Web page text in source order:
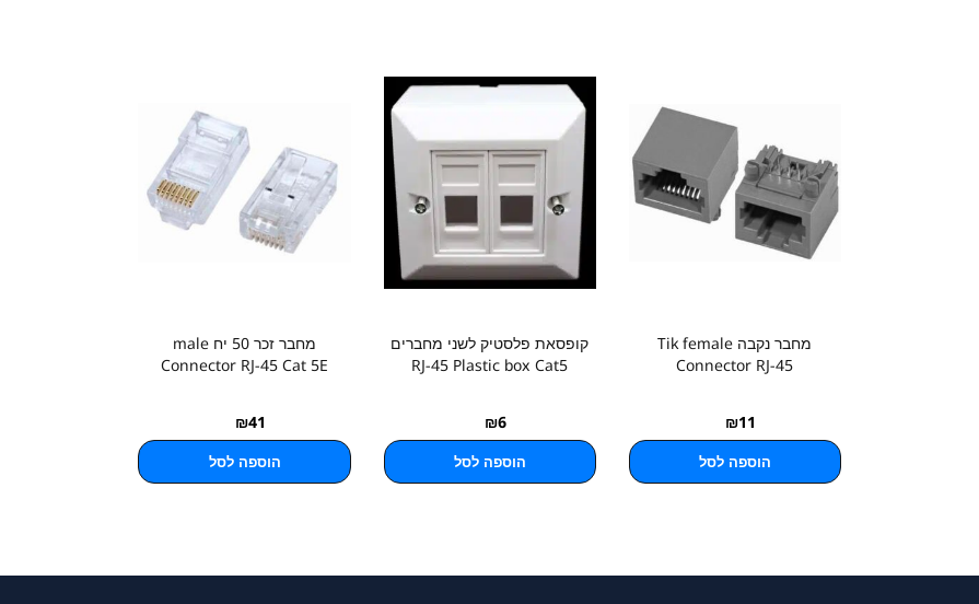
מחבר נקבה Tik female
Connector RJ-45
₪11
הוספה לסל
קופסאת פלסטיק לשני מחברים
RJ-45 Plastic box Cat5
₪6
הוספה לסל
מחבר זכר 50 יח male
Connector RJ-45 Cat 5E
₪41
הוספה לסל